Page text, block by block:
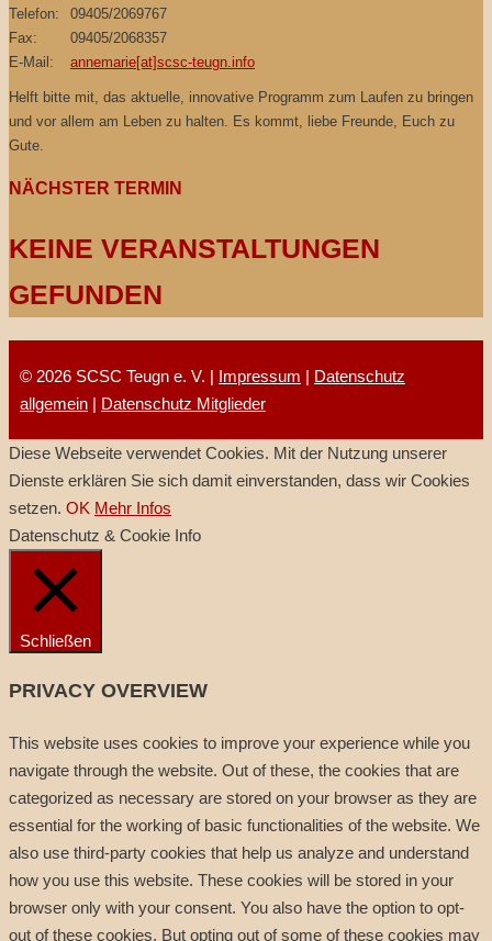
Telefon:
09405/2069767
Fax:
09405/2068357
E-Mail:
annemarie[at]scsc-teugn.info
Helft bitte mit, das aktuelle, innovative Programm zum Laufen zu bringen
und vor allem am Leben zu halten. Es kommt, liebe Freunde, Euch zu
Gute.
NÄCHSTER TERMIN
KEINE VERANSTALTUNGEN
GEFUNDEN
© 2026 SCSC Teugn e. V. | Impressum | Datenschutz
allgemein | Datenschutz Mitglieder
Diese Webseite verwendet Cookies. Mit der Nutzung unserer
Dienste erklären Sie sich damit einverstanden, dass wir Cookies
setzen. OK Mehr Infos
Datenschutz & Cookie Info
Schließen
PRIVACY OVERVIEW
This website uses cookies to improve your experience while you
navigate through the website. Out of these, the cookies that are
categorized as necessary are stored on your browser as they are
essential for the working of basic functionalities of the website. We
also use third-party cookies that help us analyze and understand
how you use this website. These cookies will be stored in your
browser only with your consent. You also have the option to opt-
out of these cookies. But opting out of some of these cookies may